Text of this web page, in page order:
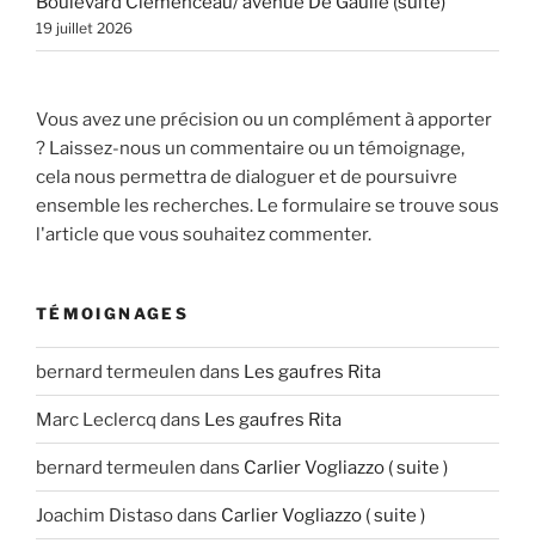
19 juillet 2026
Vous avez une précision ou un complément à apporter
? Laissez-nous un commentaire ou un témoignage,
cela nous permettra de dialoguer et de poursuivre
ensemble les recherches. Le formulaire se trouve sous
l'article que vous souhaitez commenter.
TÉMOIGNAGES
bernard termeulen dans Les gaufres Rita
Marc Leclercq dans Les gaufres Rita
bernard termeulen dans Carlier Vogliazzo ( suite )
Joachim Distasodans Carlier Vogliazzo ( suite )